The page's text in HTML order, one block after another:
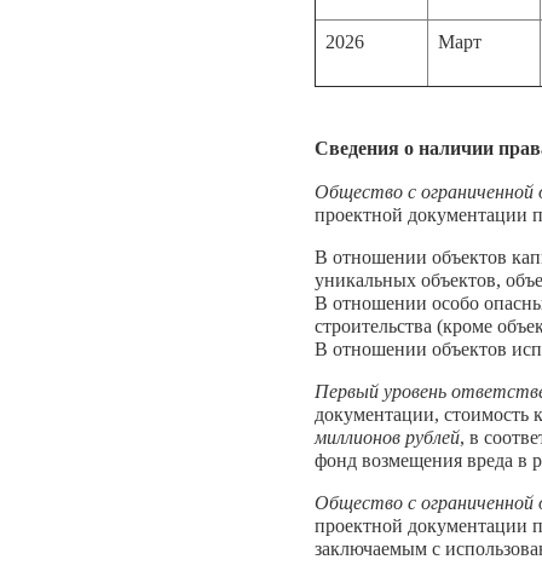
2026 Март
Сведения о наличии
Общество с
проектной документации
В отношении объектов
уникальных объектов,
В отношении особо
строительства (кроме
В отношении объектов
Первый уровень
документации, стоимость
миллионов рублей, в
фонд возмещения вреда в
Общество с
проектной документации
заключаемым с